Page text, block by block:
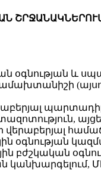
օգնության և
վերաբերյալ
օգնության
բժշկական